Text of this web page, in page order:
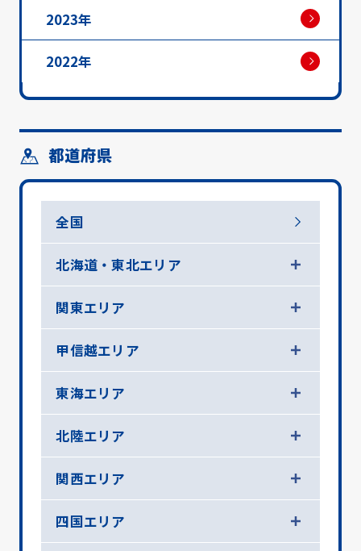
2023年
2022年
都道府県
全国
北海道・東北エリア
関東エリア
甲信越エリア
東海エリア
北陸エリア
関西エリア
四国エリア